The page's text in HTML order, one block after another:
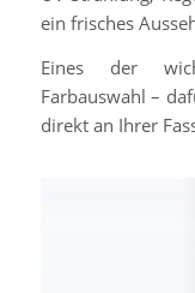
ein frisches
Eines der
Farbauswahl –
direkt an Ihrer